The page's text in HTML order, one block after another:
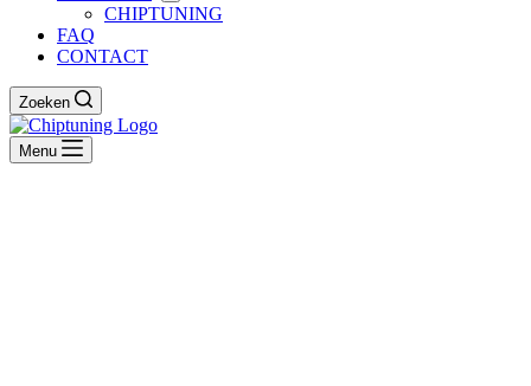
CHIPTUNING
FAQ
CONTACT
Zoeken
Menu